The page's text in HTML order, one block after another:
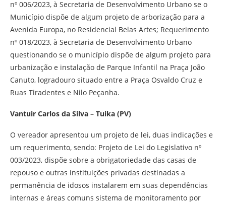
nº 006/2023, à Secretaria de Desenvolvimento Urbano se o
Município dispõe de algum projeto de arborização para a
Avenida Europa, no Residencial Belas Artes; Requerimento
nº 018/2023, à Secretaria de Desenvolvimento Urbano
questionando se o município dispõe de algum projeto para
urbanização e instalação de Parque Infantil na Praça João
Canuto, logradouro situado entre a Praça Osvaldo Cruz e
Ruas Tiradentes e Nilo Peçanha.
Vantuir Carlos da Silva – Tuika (PV)
O vereador apresentou um projeto de lei, duas indicações e
um requerimento, sendo: Projeto de Lei do Legislativo nº
003/2023, dispõe sobre a obrigatoriedade das casas de
repouso e outras instituições privadas destinadas a
permanência de idosos instalarem em suas dependências
internas e áreas comuns sistema de monitoramento por